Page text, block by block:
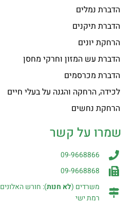
הדברת נמלים
הדברת תיקנים
הרחקת יונים
הדברת עש המזון וחרקי מחסן
הדברת מכרסמים
לכידה, הרחקה והגנה על בעלי חיים
הרחקת נחשים
שמרו על קשר
09-9668866
09-9668868
משרדים (לא חנות): חורש האלונים 3,
רמת ישי